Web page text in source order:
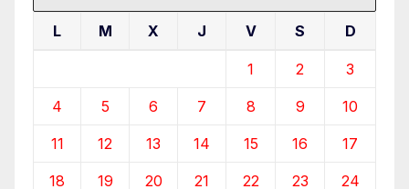
L M X J V S D
1 2 3
4 5 6 7 8 9 10
11 12 13 14 15 16 17
18 19 20 21 22 23 24